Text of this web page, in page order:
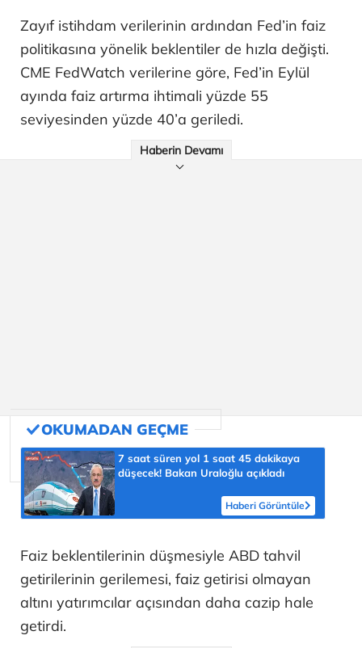
Zayıf istihdam verilerinin ardından Fed’in faiz
politikasına yönelik beklentiler de hızla değişti.
CME FedWatch verilerine göre, Fed’in Eylül
ayında faiz artırma ihtimali yüzde 55
seviyesinden yüzde 40’a geriledi.
Haberin Devamı
7 saat süren yol 1 saat 45 dakikaya
düşecek! Bakan Uraloğlu açıkladı
Haberi Görüntüle
Faiz beklentilerinin düşmesiyle ABD tahvil
getirilerinin gerilemesi, faiz getirisi olmayan
altını yatırımcılar açısından daha cazip hale
getirdi.